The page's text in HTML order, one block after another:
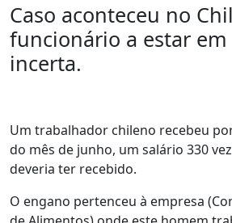
Caso aconteceu no
funcionário a estar
incerta.
Um trabalhador chileno recebeu
do mês de junho, um salário 330
deveria ter recebido.
O engano pertenceu à empresa